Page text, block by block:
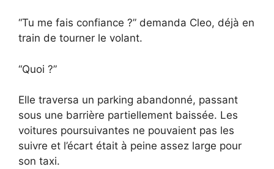
“Tu me fais confiance ?” demanda Cleo, déjà en
train de tourner le volant.
“Quoi ?”
Elle traversa un parking abandonné, passant
sous une barrière partiellement baissée. Les
voitures poursuivantes ne pouvaient pas les
suivre et l’écart était à peine assez large pour
son taxi.